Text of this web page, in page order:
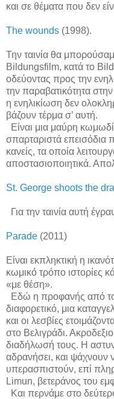
και σε θέματα που δεν
The wounds (1998).
Την ταινία θα
Bildungsfilm, κατά το
οδεύοντας προς την
την παραβατικότητα
η ενηλικίωση δεν
βάζουν τέρμα σ’ αυτή.
Είναι μια μαύρη
σπαρταριστά επεισόδια
κανείς, τα οποία
αποστασιοποιητικά.
St. George shoots the
Για την ταινία αυτή
Parade (2011)
Είναι εκπληκτική η
κωμικό τρόπο ιστορίες
«με θέση».
Εδώ η προφανής από το
διαφορετικό, μια
και οι λεσβίες
στο Βελιγράδι.
διαδήλωσή τους. Η
αδρανήσει, και ψάχνουν
υπερασπιστούν, επί
Limun, βετεράνος του
Και περνάμε στο